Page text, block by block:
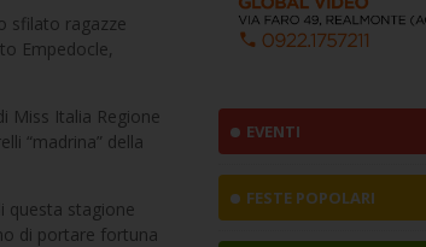
sfilato ragazze
Empedocle,
Miss Italia Regione
“madrina” della
questa stagione
di portare fortuna
EVENTI
FESTE POPOLARI